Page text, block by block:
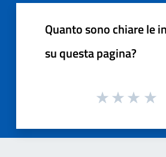
Quanto sono chiare le
su questa pagina?